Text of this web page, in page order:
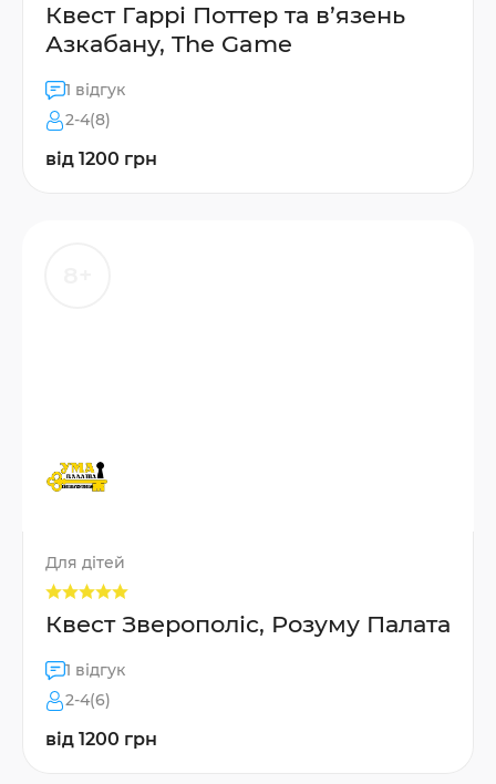
Квест Гаррі Поттер та в’язень
Азкабану, The Game
1 відгук
2-4(8)
від 1200 грн
Для дітей
Квест Зверополіс, Розуму Палата
1 відгук
2-4(6)
від 1200 грн